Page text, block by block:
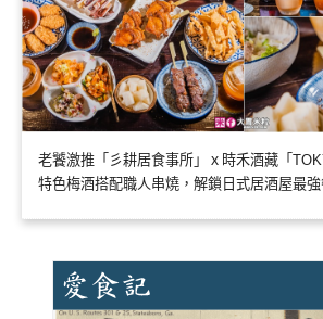
老饕激推「彡耕居食事所」ｘ時禾酒藏「
特色梅酒搭配職人串燒，解鎖日式居酒屋最強